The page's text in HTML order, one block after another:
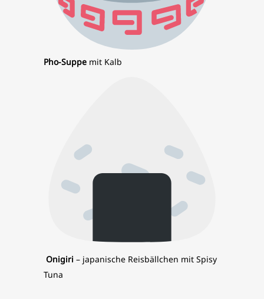
Pho-Suppe mit Kalb
Onigiri – japanische Reisbällchen mit Spisy
Tuna